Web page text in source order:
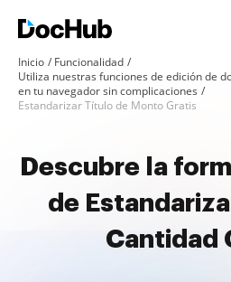
Inicio
Funcionalidad
Utiliza nuestras funciones de edición de
en tu navegador sin complicaciones
Estandarizar Título de Monto Gratis
Descubre la
de
Cantidad